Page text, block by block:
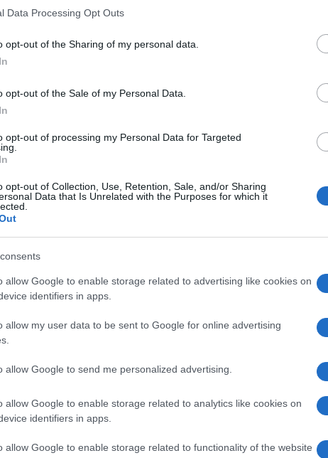
Data Processing Opt Outs
opt-out of the Sharing of my personal data.
opt-out of the Sale of my Personal Data.
opt-out of processing my Personal Data for Targeted
opt-out of Collection, Use, Retention, Sale, and/or Sharing
Data that Is Unrelated with the Purposes for which it
allow Google to enable storage related to advertising like cookies on
identifiers in apps.
allow my user data to be sent to Google for online advertising
allow Google to send me personalized advertising.
allow Google to enable storage related to analytics like cookies on
identifiers in apps.
allow Google to enable storage related to functionality of the website
a ritroso altri analoghi episodi, con le
polizia, che hanno portato anche
reato, nel gennaio del 2019.
formale denuncia.
per il reato di maltrattamenti in famiglia
di Uta a disposizione dell’autorità
nella sezioneLogin